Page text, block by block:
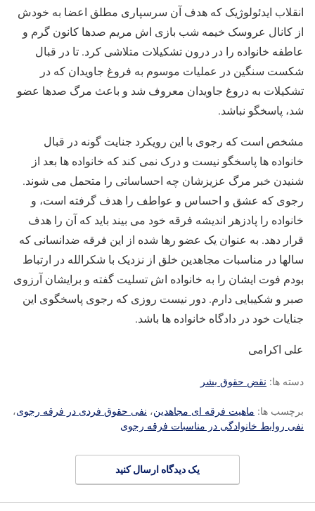
انقلاب ایدئولوژیک که هدف آن سرسپاری مطلق اعضا به خودش
از کانال عروسک خیمه شب بازی اش مریم صدها کانون گرم و
عاطفه خانواده را در درون تشکیلات متلاشی کرد. تا در قبال
شکست سنگین در عملیات موسوم به فروغ جاویدان که در
تشکیلات به دروغ جاویدان معروف شد و باعث مرگ صدها عضو
شد، پاسخگو نباشد.
مشخص است که رجوی با این رویکرد جنایت گونه در قبال
خانواده ها پاسخگو نیست و درک نمی کند که خانواده ها بعد از
شنیدن خبر مرگ عزیزشان چه احساساتی را متحمل می شوند.
رجوی که عشق و احساس و عواطف را هدف گرفته است، و
خانواده را پادزهر اندیشه فرقه خود می بیند باید که آن را هدف
قرار دهد. به عنوان یک عضو رها شده از این فرقه ضدانسانی که
سالها در مناسبات مجاهدین خلق از نزدیک با شکرالله در ارتباط
بودم فوت ایشان را به خانواده اش تسلیت گفته و برایشان آرزوی
صبر و شکیبایی دارم. دور نیست روزی که رجوی پاسخگوی این
جنایات خود در دادگاه خانواده ها باشد.
علی اکرامی
دسته ها: نقض حقوق بشر
برچسب ها: ماهیت فرقه ای مجاهدین، نفی حقوق فردی در فرقه رجوی،
نفی روابط خانوادگی در مناسبات فرقه رجوی
یک دیدگاه ارسال کنید